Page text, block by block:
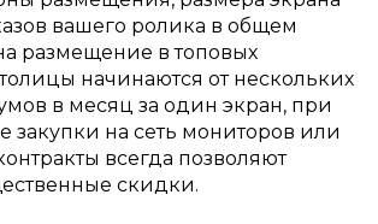
вашего ролика в общем
размещение в топовых
начинаются от нескольких
в месяц за один экран, при
закупки на сеть мониторов или
всегда позволяют
скидки.